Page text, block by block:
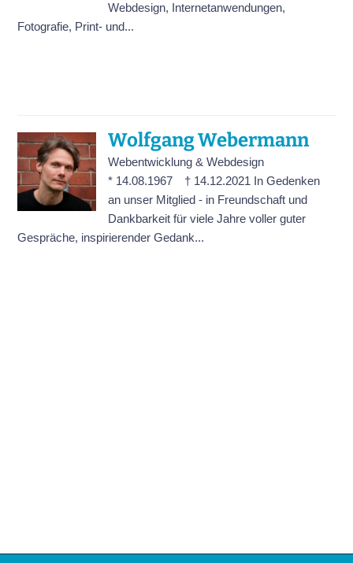
Webdesign, Internetanwendungen,
Fotografie, Print- und...
Wolfgang Webermann
Webentwicklung & Webdesign
* 14.08.1967 † 14.12.2021 In Gedenken
an unser Mitglied - in Freundschaft und
Dankbarkeit für viele Jahre voller guter
Gespräche, inspirierender Gedank...